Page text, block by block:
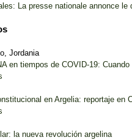
La presse nationale annonce le
Jordania
en tiempos de COVID-19:
en Argelia: reportaje en
la nueva revolución argelina